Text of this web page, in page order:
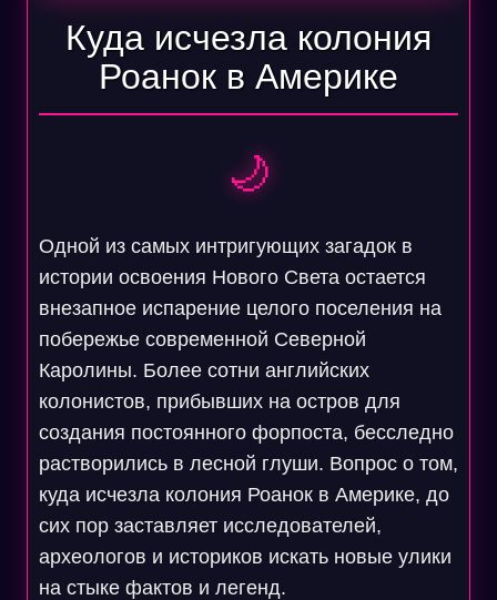
Куда исчезла колония
Роанок в Америке
🌙
Одной из самых интригующих загадок в
истории освоения Нового Света остается
внезапное испарение целого поселения на
побережье современной Северной
Каролины. Более сотни английских
колонистов, прибывших на остров для
создания постоянного форпоста, бесследно
растворились в лесной глуши. Вопрос о том,
куда исчезла колония Роанок в Америке, до
сих пор заставляет исследователей,
археологов и историков искать новые улики
на стыке фактов и легенд.